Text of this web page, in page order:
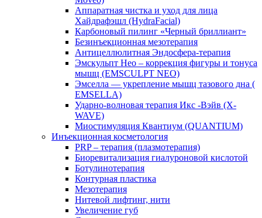
Аппаратная чистка и уход для лица
Хайдрафэшл (HydraFacial)
Карбоновый пилинг «Черный бриллиант»
Безинъекционная мезотерапия
Антицеллюлитная Эндосфера-терапия
Эмскульпт Нео – коррекция фигуры и тонуса
мышц (EMSCULPT NEO)
Эмселла — укрепление мышц тазового дна (
EMSELLA)
Ударно-волновая терапия Икс -Вэйв (X-
WAVE)
Миостимуляция Квантиум (QUANTIUM)
Инъекционная косметология
PRP – терапия (плазмотерапия)
Биоревитализация гиалуроновой кислотой
Ботулинотерапия
Контурная пластика
Мезотерапия
Нитевой лифтинг, нити
Увеличение губ